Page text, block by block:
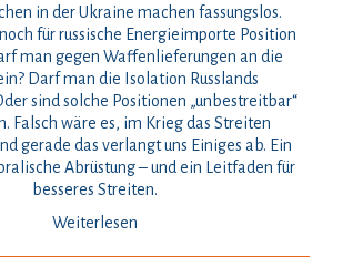
in der Ukraine machen fassungslos.
für russische Energieimporte Position
man gegen Waffenlieferungen an die
Darf man die Isolation Russlands
sind solche Positionen „unbestreitbar“
Falsch wäre es, im Krieg das Streiten
gerade das verlangt uns Einiges ab. Ein
Abrüstung – und ein Leitfaden für
besseres Streiten.
Weiterlesen